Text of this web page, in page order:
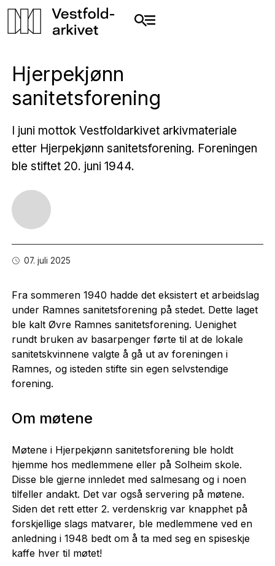
Hjerpekjønn
sanitetsforening
I juni mottok Vestfoldarkivet arkivmateriale
etter Hjerpekjønn sanitetsforening. Foreningen
ble stiftet 20. juni 1944.
07. juli 2025
Fra sommeren 1940 hadde det eksistert et arbeidslag
under Ramnes sanitetsforening på stedet. Dette laget
ble kalt Øvre Ramnes sanitetsforening. Uenighet
rundt bruken av basarpenger førte til at de lokale
sanitetskvinnene valgte å gå ut av foreningen i
Ramnes, og isteden stifte sin egen selvstendige
forening.
Om møtene
Møtene i Hjerpekjønn sanitetsforening ble holdt
hjemme hos medlemmene eller på Solheim skole.
Disse ble gjerne innledet med salmesang og i noen
tilfeller andakt. Det var også servering på møtene.
Siden det rett etter 2. verdenskrig var knapphet på
forskjellige slags matvarer, ble medlemmene ved en
anledning i 1948 bedt om å ta med seg en spiseskje
kaffe hver til møtet!